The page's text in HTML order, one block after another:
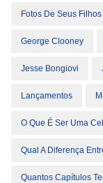
Fotos De Seus Filhos
George Clooney
Jesse Bongiovi
Lançamentos
O Que É Ser Uma
Qual A Diferença
Quantos Capítulos